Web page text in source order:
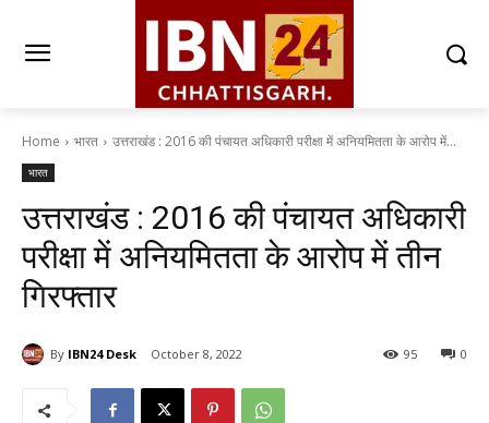
Home भारत उत्तराखंड : 2016 की पंचायत अधिकारी परीक्षा में अनियमितता के आरोप में...
भारत
उत्तराखंड : 2016 की पंचायत अधिकारी
परीक्षा में अनियमितता के आरोप में तीन
गिरफ्तार
By IBN24 Desk October 8, 2022 0
95